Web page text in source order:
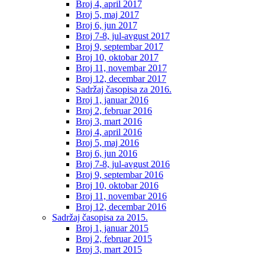
Broj 4, april 2017
Broj 5, maj 2017
Broj 6, jun 2017
Broj 7-8, jul-avgust 2017
Broj 9, septembar 2017
Broj 10, oktobar 2017
Broj 11, novembar 2017
Broj 12, decembar 2017
Sadržaj časopisa za 2016.
Broj 1, januar 2016
Broj 2, februar 2016
Broj 3, mart 2016
Broj 4, april 2016
Broj 5, maj 2016
Broj 6, jun 2016
Broj 7-8, jul-avgust 2016
Broj 9, septembar 2016
Broj 10, oktobar 2016
Broj 11, novembar 2016
Broj 12, decembar 2016
Sadržaj časopisa za 2015.
Broj 1, januar 2015
Broj 2, februar 2015
Broj 3, mart 2015